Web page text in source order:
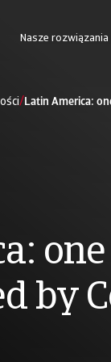
Nasze rozwiązania
/Latin America:
by